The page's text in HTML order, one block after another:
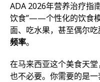
ADA 2026年营养治疗指
饮食”——个性化的饮食
面、吃水果，甚至偶尔
频率。
在马来西亚这个美食天堂
也不必要。你需要的是